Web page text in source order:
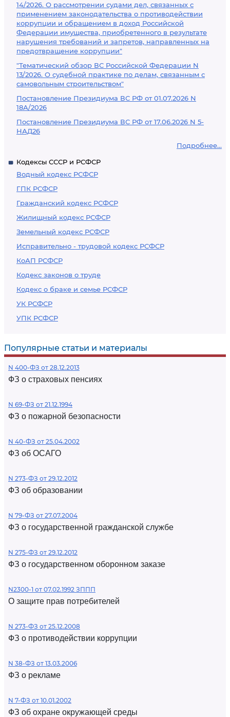
14/2026. О рассмотрении судами дел, связанных с
применением законодательства о противодействии
коррупции и обращением в доход Российской
Федерации имущества, приобретенного в результате
нарушения требований и запретов, направленных на
предотвращение коррупции"
"Тематический обзор ВС Российской Федерации N
13/2026. О судебной практике по делам, связанным с
самовольным строительством"
Постановление Президиума ВС РФ от 01.07.2026 N
18А/2026
Постановление Президиума ВС РФ от 17.06.2026 N 5-
НАД26
Подробнее...
Кодексы СССР и РСФСР
Водный кодекс РСФСР
ГПК РСФСР
Гражданский кодекс РСФСР
Жилищный кодекс РСФСР
Земельный кодекс РСФСР
Исправительно - трудовой кодекс РСФСР
КоАП РСФСР
Кодекс законов о труде
Кодекс о браке и семье РСФСР
УК РСФСР
УПК РСФСР
Популярные статьи и материалы
N 400-ФЗ от 28.12.2013
ФЗ о страховых пенсиях
N 69-ФЗ от 21.12.1994
ФЗ о пожарной безопасности
N 40-ФЗ от 25.04.2002
ФЗ об ОСАГО
N 273-ФЗ от 29.12.2012
ФЗ об образовании
N 79-ФЗ от 27.07.2004
ФЗ о государственной гражданской службе
N 275-ФЗ от 29.12.2012
ФЗ о государственном оборонном заказе
N2300-1 от 07.02.1992 ЗППП
О защите прав потребителей
N 273-ФЗ от 25.12.2008
ФЗ о противодействии коррупции
N 38-ФЗ от 13.03.2006
ФЗ о рекламе
N 7-ФЗ от 10.01.2002
ФЗ об охране окружающей среды